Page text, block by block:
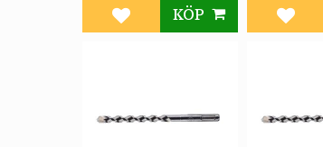
Lägg till i favoriter
KÖP